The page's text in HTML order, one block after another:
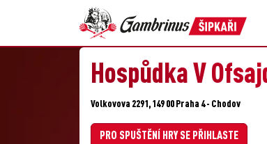
Hospůdka V
Volkovova 2291, 149 00 Praha 4 - Chodov
PRO SPUŠTĚNÍ HRY SE PŘIHLASTE